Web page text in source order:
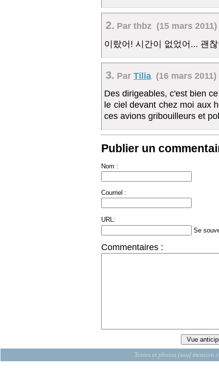
2. Par thbz (15 mars 2011)
이랐어! 시간이 없었어... 괜
3. Par Tilia (16 mars 2011)
Des dirigeables, c'est bien
le ciel devant chez moi aux
ces avions gribouilleurs et
Publier un
Nom :
Courriel :
URL:
Se
Commentaires :
Textes et photos (sauf